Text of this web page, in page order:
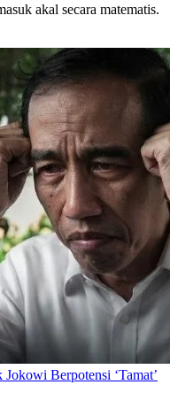
akal secara matematis.
Berpotensi ‘Tamat’